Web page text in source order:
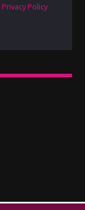
Privacy Policy